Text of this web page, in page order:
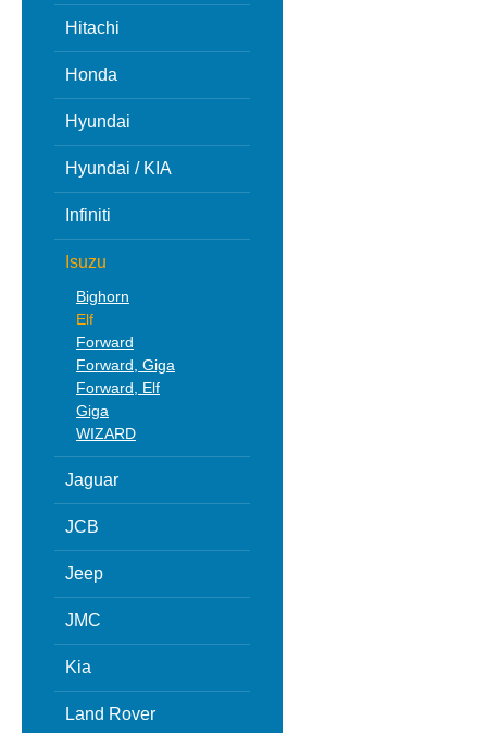
Hitachi
Honda
Hyundai
Hyundai / KIA
Infiniti
Isuzu
Bighorn
Elf
Forward
Forward, Giga
Forward, Elf
Giga
WIZARD
Jaguar
JCB
Jeep
JMC
Kia
Land Rover